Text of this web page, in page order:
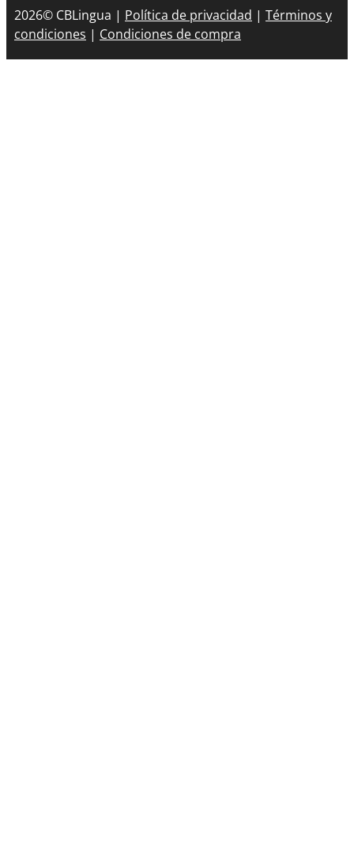
2026© CBLingua | Política de privacidad | Términos y
condiciones | Condiciones de compra